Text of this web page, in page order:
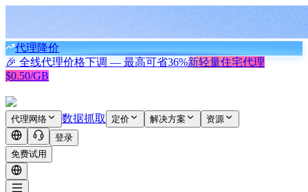
代理降价
🎉 全线代理价格下调 — 最高可省36%新轻量住宅代理
$0.50/GB
代理网络 数据抓取 定价 解决方案
资源
登录
免费试用